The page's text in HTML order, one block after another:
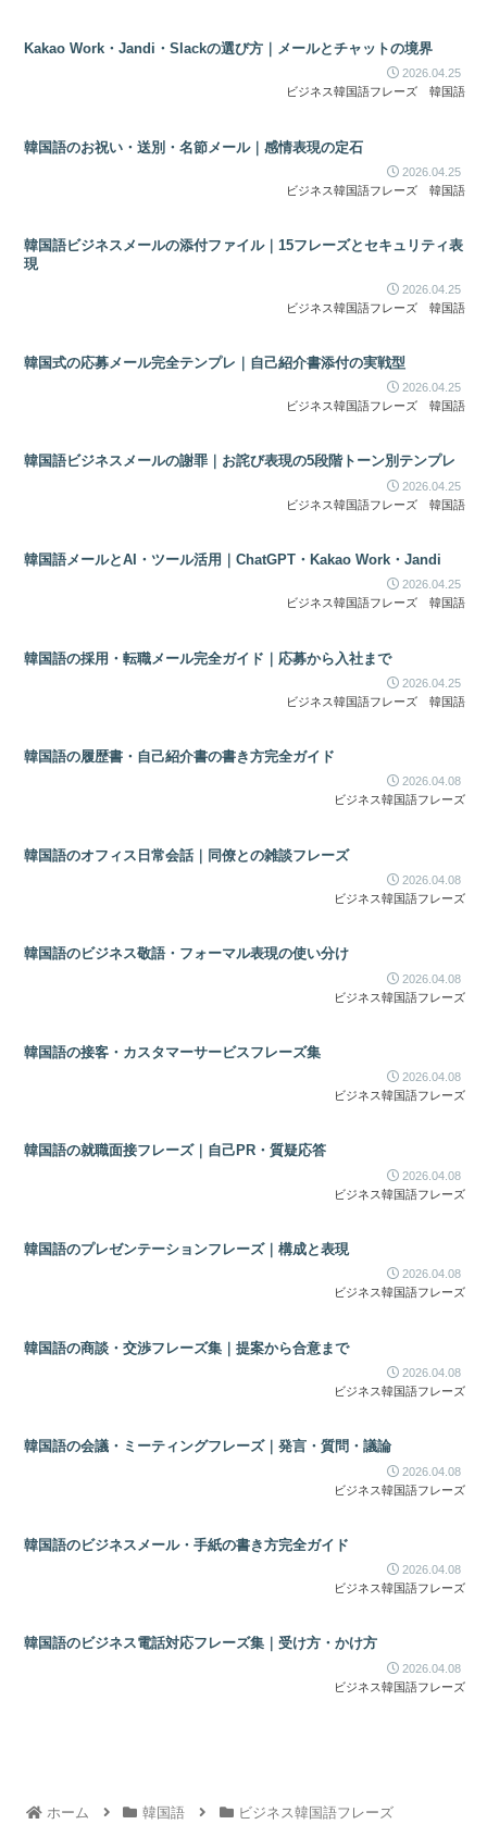
Kakao Work・Jandi・Slackの選び方｜メールとチャットの境界
2026.04.25
ビジネス韓国語フレーズ
韓国語
韓国語のお祝い・送別・名節メール｜感情表現の定石
2026.04.25
ビジネス韓国語フレーズ
韓国語
韓国語ビジネスメールの添付ファイル｜15フレーズとセキュリティ表
現
2026.04.25
ビジネス韓国語フレーズ
韓国語
韓国式の応募メール完全テンプレ｜自己紹介書添付の実戦型
2026.04.25
ビジネス韓国語フレーズ
韓国語
韓国語ビジネスメールの謝罪｜お詫び表現の5段階トーン別テンプレ
2026.04.25
ビジネス韓国語フレーズ
韓国語
韓国語メールとAI・ツール活用｜ChatGPT・Kakao Work・Jandi
2026.04.25
ビジネス韓国語フレーズ
韓国語
韓国語の採用・転職メール完全ガイド｜応募から入社まで
2026.04.25
ビジネス韓国語フレーズ
韓国語
韓国語の履歴書・自己紹介書の書き方完全ガイド
2026.04.08
ビジネス韓国語フレーズ
韓国語のオフィス日常会話｜同僚との雑談フレーズ
2026.04.08
ビジネス韓国語フレーズ
韓国語のビジネス敬語・フォーマル表現の使い分け
2026.04.08
ビジネス韓国語フレーズ
韓国語の接客・カスタマーサービスフレーズ集
2026.04.08
ビジネス韓国語フレーズ
韓国語の就職面接フレーズ｜自己PR・質疑応答
2026.04.08
ビジネス韓国語フレーズ
韓国語のプレゼンテーションフレーズ｜構成と表現
2026.04.08
ビジネス韓国語フレーズ
韓国語の商談・交渉フレーズ集｜提案から合意まで
2026.04.08
ビジネス韓国語フレーズ
韓国語の会議・ミーティングフレーズ｜発言・質問・議論
2026.04.08
ビジネス韓国語フレーズ
韓国語のビジネスメール・手紙の書き方完全ガイド
2026.04.08
ビジネス韓国語フレーズ
韓国語のビジネス電話対応フレーズ集｜受け方・かけ方
2026.04.08
ビジネス韓国語フレーズ
ホーム 韓国語 ビジネス韓国語フレーズ